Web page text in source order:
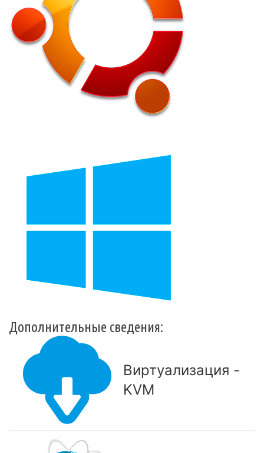
Дополнительные сведения:
Виртуализация -
KVM